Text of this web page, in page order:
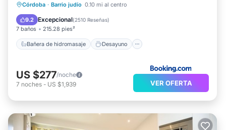
Córdoba · Barrio judío 0.10 mi al centro
9.2 Excepcional(2510 Reseñas)
7 baños 215.28 pies²
Bañera de hidromasaje Desayuno
Bañera de hidromasaje
Aparcamiento
Piscina
US $277/noche
7 noches - US $1,939 VER OFERTA